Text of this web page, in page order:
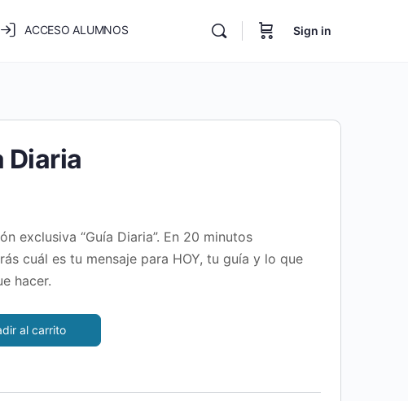
ACCESO ALUMNOS Sign in
Diaria
exclusiva “Guía Diaria”. En 20 minutos
cuál es tu mensaje para HOY, tu guía y lo que
hacer.
al carrito